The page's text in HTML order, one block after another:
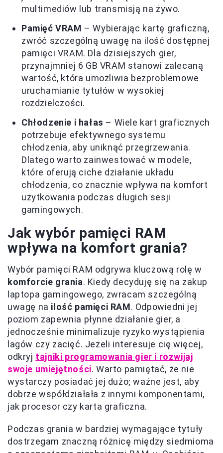
multimediów lub transmisją na żywo.
Pamięć VRAM – Wybierając kartę graficzną,
zwróć szczególną uwagę na ilość dostępnej
pamięci VRAM. Dla dzisiejszych gier,
przynajmniej 6 GB VRAM stanowi zalecaną
wartość, która umożliwia bezproblemowe
uruchamianie tytułów w wysokiej
rozdzielczości.
Chłodzenie i hałas – Wiele kart graficznych
potrzebuje efektywnego systemu
chłodzenia, aby uniknąć przegrzewania.
Dlatego warto zainwestować w modele,
które oferują ciche działanie układu
chłodzenia, co znacznie wpływa na komfort
użytkowania podczas długich sesji
gamingowych.
Jak wybór pamięci RAM
wpływa na komfort grania?
Wybór pamięci RAM odgrywa kluczową rolę w
komforcie grania. Kiedy decyduję się na zakup
laptopa gamingowego, zwracam szczególną
uwagę na ilość pamięci RAM. Odpowiedni jej
poziom zapewnia płynne działanie gier, a
jednocześnie minimalizuje ryzyko wystąpienia
lagów czy zacięć. Jeżeli interesuje cię więcej,
odkryj tajniki programowania gier i rozwijaj
swoje umiejętności. Warto pamiętać, że nie
wystarczy posiadać jej dużo; ważne jest, aby
dobrze współdziałała z innymi komponentami,
jak procesor czy karta graficzna.
Podczas grania w bardziej wymagające tytuły
dostrzegam znaczną różnicę między siedmioma